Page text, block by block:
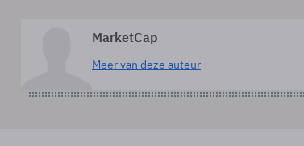
MarketCap
Meer van deze auteur